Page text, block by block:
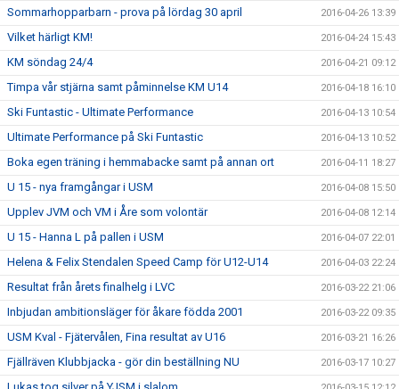
Sommarhopparbarn - prova på lördag 30 april 2016-04-26 13:39
Vilket härligt KM! 2016-04-24 15:43
KM söndag 24/4 2016-04-21 09:12
Timpa vår stjärna samt påminnelse KM U14 2016-04-18 16:10
Ski Funtastic - Ultimate Performance 2016-04-13 10:54
Ultimate Performance på Ski Funtastic 2016-04-13 10:52
Boka egen träning i hemmabacke samt på annan ort 2016-04-11 18:27
U 15 - nya framgångar i USM 2016-04-08 15:50
Upplev JVM och VM i Åre som volontär 2016-04-08 12:14
U 15 - Hanna L på pallen i USM 2016-04-07 22:01
Helena & Felix Stendalen Speed Camp för U12-U14 2016-04-03 22:24
Resultat från årets finalhelg i LVC 2016-03-22 21:06
Inbjudan ambitionsläger för åkare födda 2001 2016-03-22 09:35
USM Kval - Fjätervålen, Fina resultat av U16 2016-03-21 16:26
Fjällräven Klubbjacka - gör din beställning NU 2016-03-17 10:27